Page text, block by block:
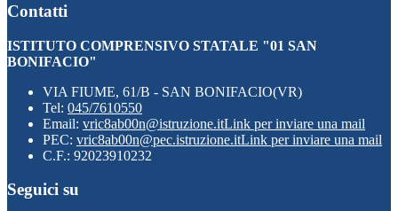
Contatti
ISTITUTO COMPRENSIVO STATALE "01 SAN
BONIFACIO"
VIA FIUME, 61/B - SAN BONIFACIO(VR)
Tel: 045/7610550
Email: vric8ab00n@istruzione.itLink per inviare una mail
PEC: vric8ab00n@pec.istruzione.itLink per inviare una mail
C.F.: 92023910232
Seguici su